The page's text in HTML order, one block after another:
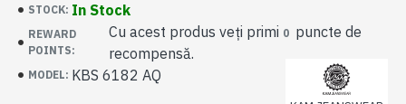
STOCK: In Stock
REWARD
POINTS:
Cu acest produs veți primi 0 puncte de
recompensă.
MODEL: KBS 6182 AQ